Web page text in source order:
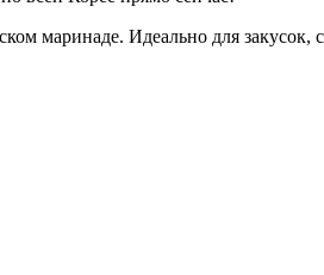
маринаде. Идеально для закусок,